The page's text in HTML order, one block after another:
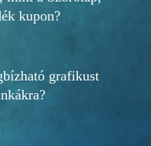
kupon?
grafikust